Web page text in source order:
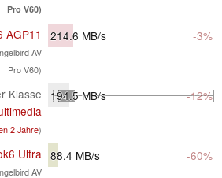
Pro V60)
AGP11
AV
Pro V60)
214.6 MB/s -3%
Klasse
2 Jahre)
194.5MB/s -12%
Ultra
AV
88.4 MB/s -60%